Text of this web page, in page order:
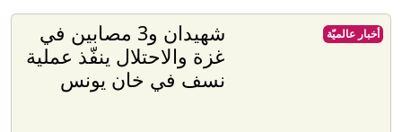
شهيدان و3 مصابين في
غزة والاحتلال ينفّذ عملية
نسف في خان يونس
أخبار عالميّة